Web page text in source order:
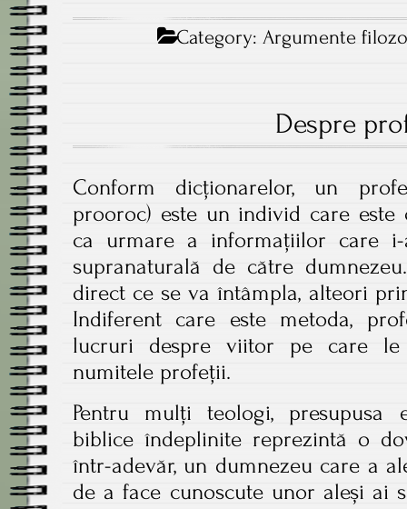
Category:Argumente
Despre
Conform dicționarelor, un
prooroc) este un individ care
ca urmare a informațiilor care
supranaturală de către
direct ce se va întâmpla, alteori
Indiferent care este metoda,
lucruri despre viitor pe care le
numitele profeții.
Pentru mulți teologi,
biblice îndeplinite reprezintă o
într-adevăr, un dumnezeu care a
de a face cunoscute unor aleși ai